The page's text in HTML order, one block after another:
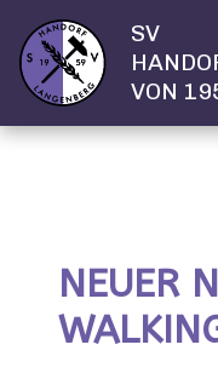
SV
VON
NEUER